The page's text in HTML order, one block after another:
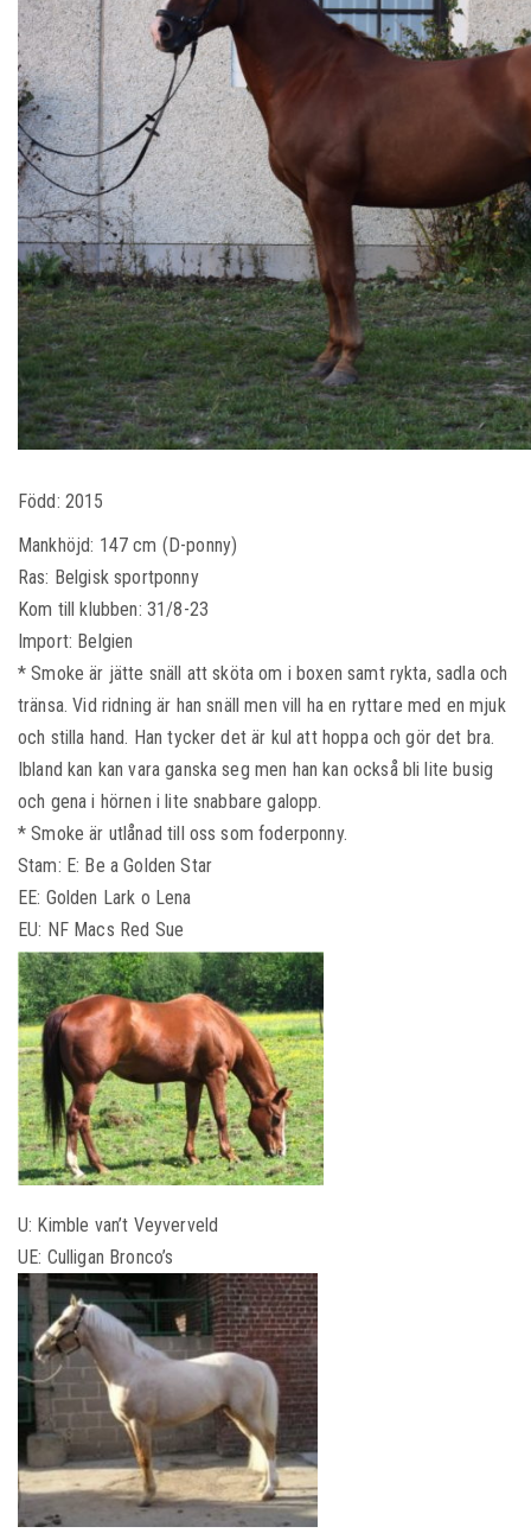
Född: 2015
Mankhöjd: 147 cm (D-ponny)
Ras: Belgisk sportponny
Kom till klubben: 31/8-23
Import: Belgien
* Smoke är jätte snäll att sköta om i boxen samt rykta, sadla och
tränsa. Vid ridning är han snäll men vill ha en ryttare med en mjuk
och stilla hand. Han tycker det är kul att hoppa och gör det bra.
Ibland kan kan vara ganska seg men han kan också bli lite busig
och gena i hörnen i lite snabbare galopp.
* Smoke är utlånad till oss som foderponny.
Stam: E: Be a Golden Star
EE: Golden Lark o Lena
EU: NF Macs Red Sue
U: Kimble van’t Veyverveld
UE: Culligan Bronco’s